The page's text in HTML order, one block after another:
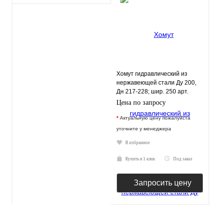
Хомут гидравлический из
нержавеющей стали Ду 200,
Дн 217-228; шир. 250 арт.
18409
Цена по запросу
* Актуальную цену пожалуйста
уточните у менеджера
В избранное
Купить в 1 клик Под заказ
Запросить цену